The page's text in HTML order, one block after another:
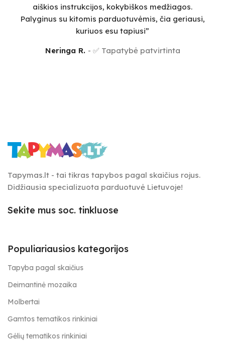
aiškios instrukcijos, kokybiškos medžiagos.
Palyginus su kitomis parduotuvėmis, čia geriausi,
kuriuos esu tapiusi”
Neringa R. ✅ Tapatybė patvirtinta
Tapymas.lt - tai tikras tapybos pagal skaičius rojus.
Didžiausia specializuota parduotuvė Lietuvoje!
Sekite mus soc. tinkluose
Populiariausios kategorijos
Tapyba pagal skaičius
Deimantinė mozaika
Molbertai
Gamtos tematikos rinkiniai
Gėlių tematikos rinkiniai